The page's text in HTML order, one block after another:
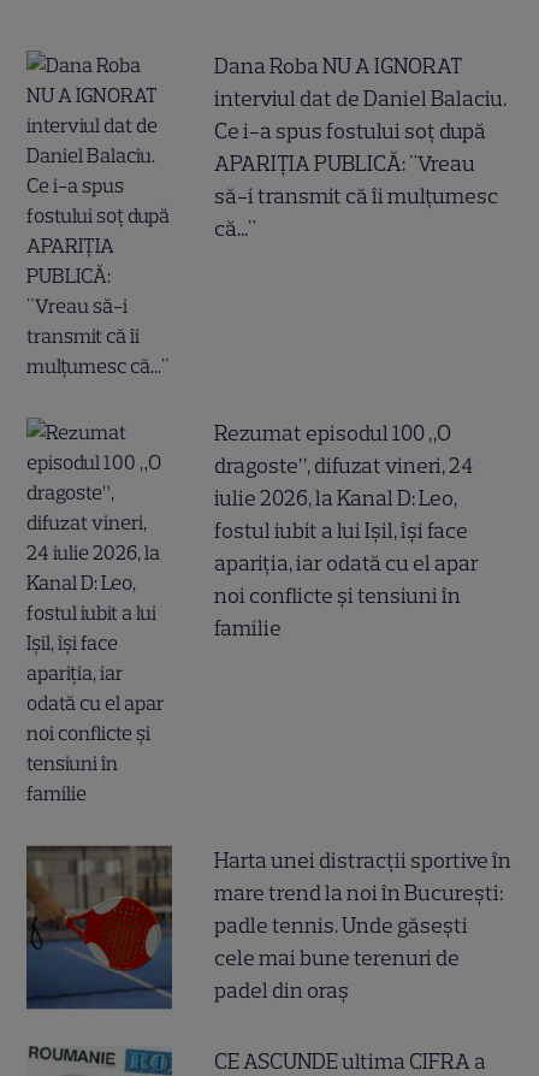
Dana Roba NU A IGNORAT
interviul dat de Daniel Balaciu.
Ce i-a spus fostului soț după
APARIȚIA PUBLICĂ: "Vreau
să-i transmit că îi mulțumesc
că..."
Rezumat episodul 100 „O
dragoste”, difuzat vineri, 24
iulie 2026, la Kanal D: Leo,
fostul iubit a lui Ișil, își face
apariția, iar odată cu el apar
noi conflicte și tensiuni în
familie
Harta unei distracții sportive în
mare trend la noi în București:
padle tennis. Unde găsești
cele mai bune terenuri de
padel din oraș
CE ASCUNDE ultima CIFRA a